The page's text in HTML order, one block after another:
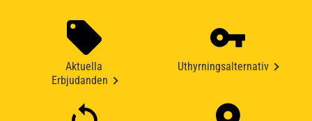
Aktuella
Erbjudanden
Uthyrningsalternativ